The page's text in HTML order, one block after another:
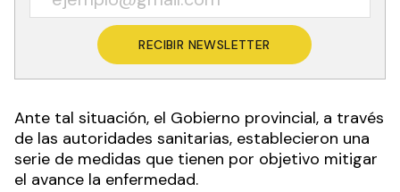
RECIBIR NEWSLETTER
Ante tal situación, el Gobierno provincial, a través
de las autoridades sanitarias, establecieron una
serie de medidas que tienen por objetivo mitigar
el avance la enfermedad.